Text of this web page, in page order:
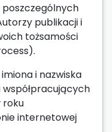
poszczególnych
publikacji i
tożsamości
i nazwiska
roku
internetowej